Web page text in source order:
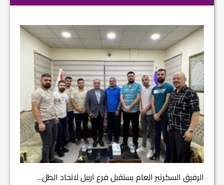
الرفيق السكرتير العام يستقبل فرع اربيل لاتحاد الطل...